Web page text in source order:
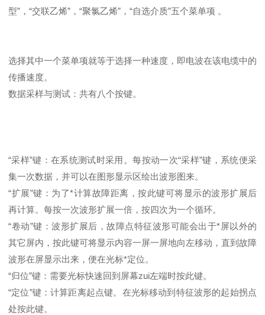
型”，“交联乙烯”，“聚氯乙烯”，“自选介质”五个菜单项 。
选择其中一个菜单项就等于选择一种速度，即电波在该电缆中的
传播速度。
数据采样与测试：共有八个按键。
“采样”键：在系统测试时采用。每按动一次“采样”键，系统便采
集一次数据，并可以在图形显示区绘出波形图来。
“扩展”键：为了*计算故障距离，按此键可将显示的波形扩展后
再计算。每按一次波形扩展一倍，按四次为一个循环。
“卷动”键：波形扩展后，故障点特征波形可能会出于*屏以外的
其它屏内，按此键可将显示内容一屏一屏地向左移动，直到故障
波形在屏显示出来，便在光标*定位。
“归位”键：需要光标快速回到屏幕zui左端时按此键。
“定位”键：计算距离起点键。在光标移动到特征波形的起始拐点
处按此键。